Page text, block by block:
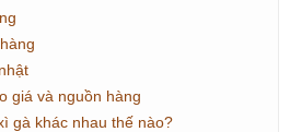
giá và nguồn hàng
gà khác nhau thế nào?